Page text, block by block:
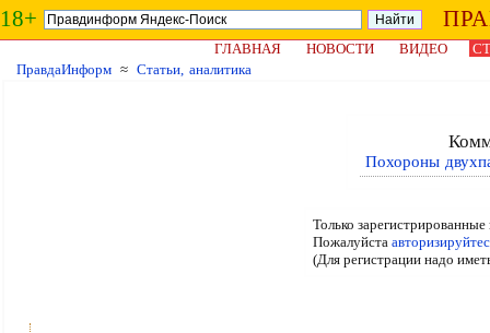
18+
ГЛАВНАЯ НОВОСТИ ВИДЕО
ПравдаИнформ ≈ Статьи, аналитика
Похороны
Только
Пожалуйста
(Для регистрации надо